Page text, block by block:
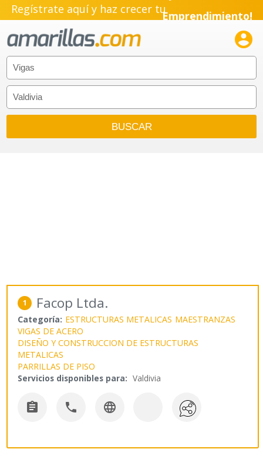
Regístrate aquí y haz crecer tuEmprendimiento!

1 Facop Ltda.
Categoría: ESTRUCTURAS METALICAS MAESTRANZAS
VIGAS DE ACERO
DISEÑO Y CONSTRUCCION DE ESTRUCTURAS
METALICAS
PARRILLAS DE PISO
Servicios disponibles para: Valdivia
  